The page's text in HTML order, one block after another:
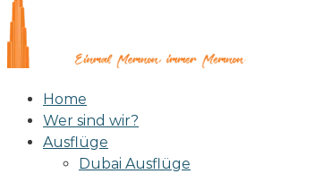
Home
Wer sind wir?
Ausflüge
Dubai Ausflüge